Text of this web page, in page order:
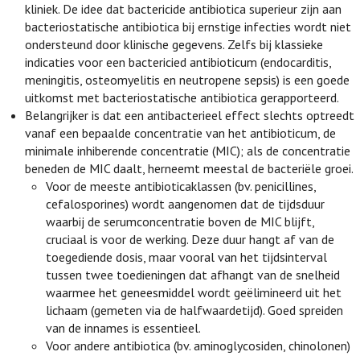
kliniek. De idee dat bactericide antibiotica superieur zijn aan
bacteriostatische antibiotica bij ernstige infecties wordt niet
ondersteund door klinische gegevens. Zelfs bij klassieke
indicaties voor een bactericied antibioticum (endocarditis,
meningitis, osteomyelitis en neutropene sepsis) is een goede
uitkomst met bacteriostatische antibiotica gerapporteerd.
Belangrijker is dat een antibacterieel effect slechts optreedt
vanaf een bepaalde concentratie van het antibioticum, de
minimale inhiberende concentratie (MIC); als de concentratie
beneden de MIC daalt, herneemt meestal de bacteriële groei.
Voor de meeste antibioticaklassen (bv. penicillines,
cefalosporines) wordt aangenomen dat de tijdsduur
waarbij de serumconcentratie boven de MIC blijft,
cruciaal is voor de werking. Deze duur hangt af van de
toegediende dosis, maar vooral van het tijdsinterval
tussen twee toedieningen dat afhangt van de snelheid
waarmee het geneesmiddel wordt geëlimineerd uit het
lichaam (gemeten via de halfwaardetijd). Goed spreiden
van de innames is essentieel.
Voor andere antibiotica (bv. aminoglycosiden, chinolonen)